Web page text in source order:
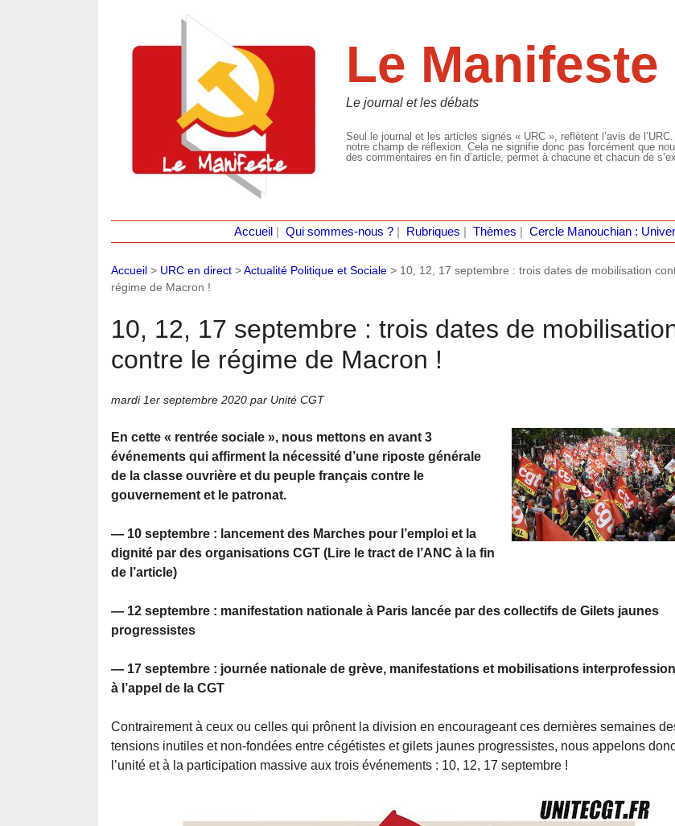
Le Manifeste
Le journal et les débats
Seul le journal et les articles signés « URC », reflètent l’avis de
notre champ de réflexion. Cela ne signifie donc pas forcément que
des commentaires en fin d’article, permet à chacune et chacun de
Accueil Qui sommes-nous ?| Rubriques Thèmes Cercle Manouchian :
Accueil > URC en direct >Actualité Politique et Sociale > 10, 12, 17 septembre : trois dates de mobilisation
régime de Macron !
10, 12, 17 septembre : trois dates de
contre le régime de Macron !
mardi 1er septembre 2020 par Unité CGT
En cette « rentrée sociale », nous mettons en avant 3
événements qui affirment la nécessité d’une riposte générale
de la classe ouvrière et du peuple français contre le
gouvernement et le patronat.
— 10 septembre : lancement des Marches pour l’emploi et la
dignité par des organisations CGT (Lire le tract de l’ANC à la fin
de l’article)
— 12 septembre : manifestation nationale à Paris lancée par des collectifs de Gilets jaunes
progressistes
— 17 septembre : journée nationale de grève, manifestations et mobilisations
à l’appel de la CGT
Contrairement à ceux ou celles qui prônent la division en encourageant ces dernières semaines
tensions inutiles et non-fondées entre cégétistes et gilets jaunes progressistes, nous appelons
l’unité et à la participation massive aux trois événements : 10, 12, 17 septembre !